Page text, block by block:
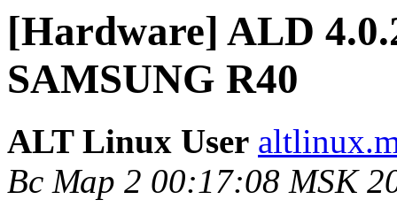
[Hardware] ALD
SAMSUNG R40
ALT Linux User
Вс Мар 2 00:17:08 MSK